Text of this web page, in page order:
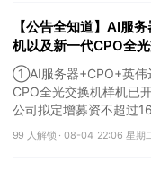
【公告全知道】AI服
机以及新一代CPO全
①AI服务器+CPO+英伟
CPO全光交换机样机已
公司拟定增募资不超过
+云计算+华为鲲鹏！公
99 人解锁 · 08-04 22:06 星期